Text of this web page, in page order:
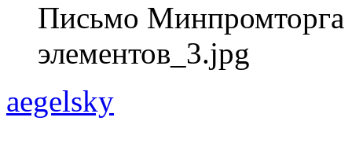
Письмо Минпромторга
элементов_3.jpg
aegelsky